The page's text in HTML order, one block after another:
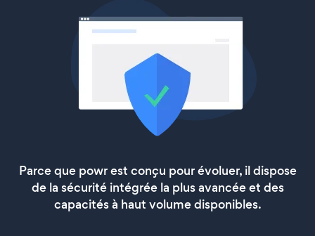
Parce que powr est conçu pour évoluer, il dispose
de la sécurité intégrée la plus avancée et des
capacités à haut volume disponibles.